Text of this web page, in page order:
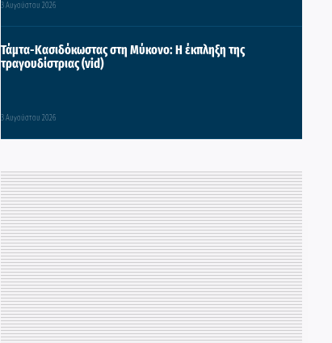
3 Αυγούστου 2026
Τάμτα-Κασιδόκωστας στη Μύκονο: Η έκπληξη της
τραγουδίστριας (vid)
3 Αυγούστου 2026